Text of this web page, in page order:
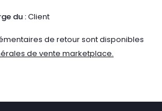
du :Client
de retour sont disponibles
de vente marketplace.